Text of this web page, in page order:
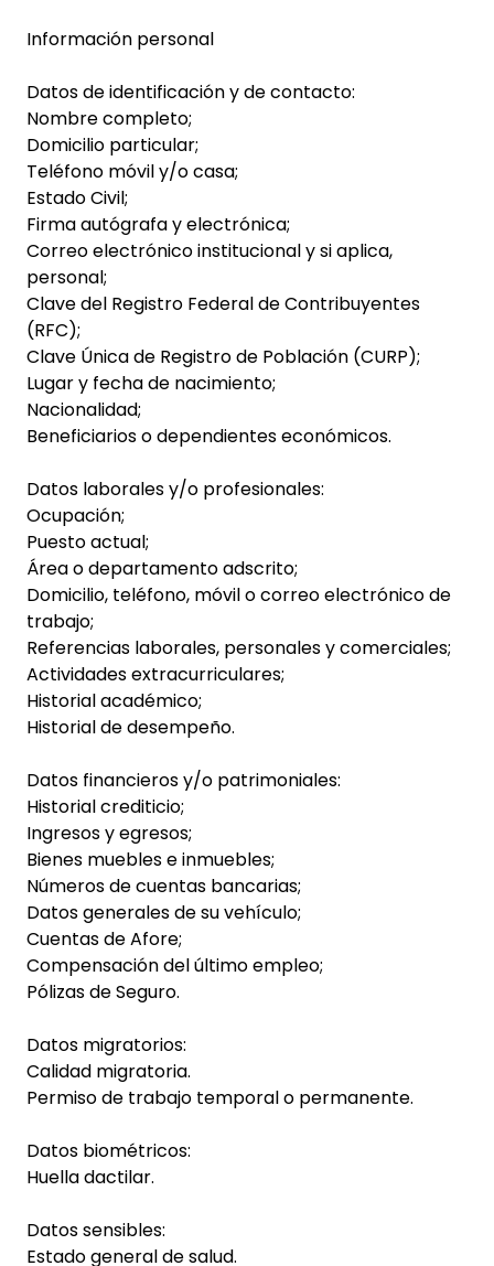
Información personal
Datos de identificación y de contacto:
Nombre completo;
Domicilio particular;
Teléfono móvil y/o casa;
Estado Civil;
Firma autógrafa y electrónica;
Correo electrónico institucional y si aplica,
personal;
Clave del Registro Federal de Contribuyentes
(RFC);
Clave Única de Registro de Población (CURP);
Lugar y fecha de nacimiento;
Nacionalidad;
Beneficiarios o dependientes económicos.
Datos laborales y/o profesionales:
Ocupación;
Puesto actual;
Área o departamento adscrito;
Domicilio, teléfono, móvil o correo electrónico de
trabajo;
Referencias laborales, personales y comerciales;
Actividades extracurriculares;
Historial académico;
Historial de desempeño.
Datos financieros y/o patrimoniales:
Historial crediticio;
Ingresos y egresos;
Bienes muebles e inmuebles;
Números de cuentas bancarias;
Datos generales de su vehículo;
Cuentas de Afore;
Compensación del último empleo;
Pólizas de Seguro.
Datos migratorios:
Calidad migratoria.
Permiso de trabajo temporal o permanente.
Datos biométricos:
Huella dactilar.
Datos sensibles:
Estado general de salud.